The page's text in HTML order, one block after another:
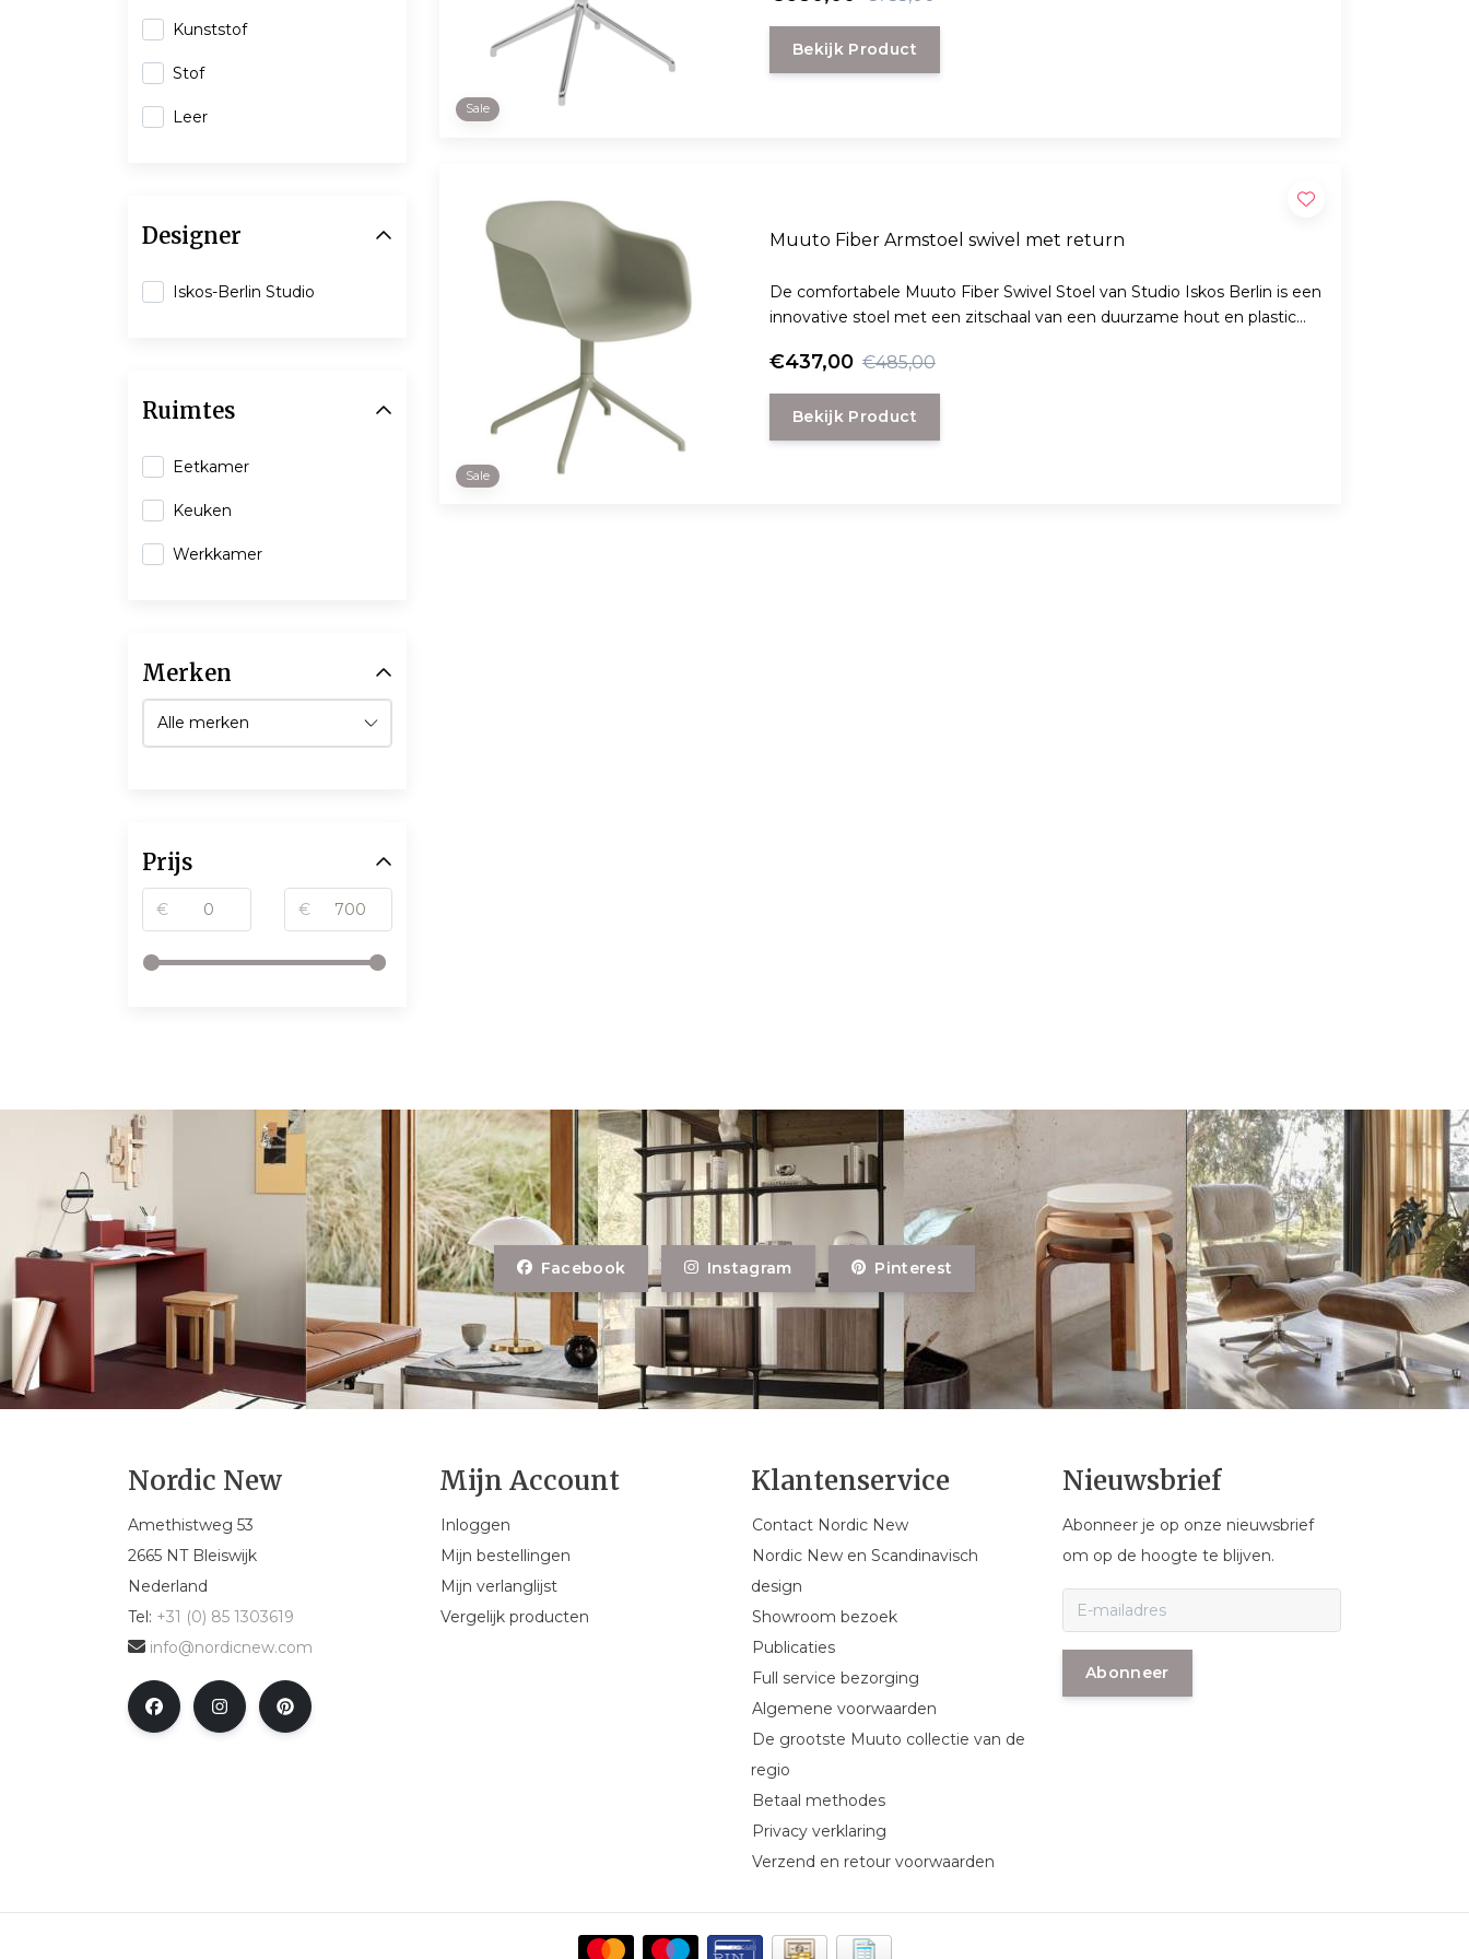
Sale
Bekijk Product
Sale
Muuto Fiber Armstoel swivel met return
De comfortabele Muuto Fiber Swivel Stoel van Studio Iskos Berlin is een
innovative stoel met een zitschaal van een duurzame hout en plastic
€437,00 €485,00
Bekijk Product
Kunststof
Stof
Leer
Designer
Iskos-Berlin Studio
Ruimtes
Eetkamer
Keuken
Werkkamer
Merken
Prijs
€ €
Facebook Instagram Pinterest
Nordic New
Amethistweg 53
2665 NT Bleiswijk
Nederland
Tel: +31 (0) 85 1303619
info@nordicnew.com
Mijn Account
Inloggen
Mijn bestellingen
Mijn verlanglijst
Vergelijk producten
Klantenservice
Contact Nordic New
Nordic New en Scandinavisch
design
Showroom bezoek
Publicaties
Full service bezorging
Algemene voorwaarden
De grootste Muuto collectie van de
regio
Betaal methodes
Privacy verklaring
Verzend en retour voorwaarden
Nieuwsbrief
Abonneer je op onze nieuwsbrief
om op de hoogte te blijven.
Abonneer